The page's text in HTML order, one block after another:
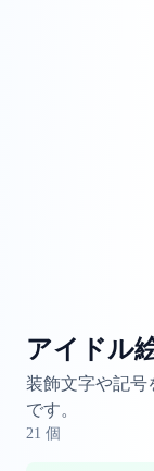
アイドル
装飾文字や記号
です。
21 個